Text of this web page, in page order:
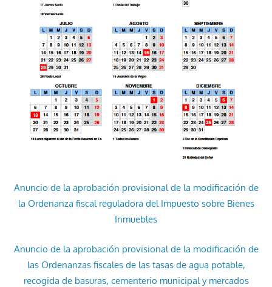
Anuncio de la aprobación provisional de la modificación de
la Ordenanza fiscal reguladora del Impuesto sobre Bienes
Inmuebles
Anuncio de la aprobación provisional de la modificación de
las Ordenanzas fiscales de las tasas de agua potable,
recogida de basuras, cementerio municipal y mercados